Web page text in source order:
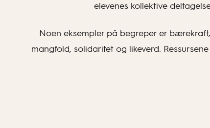
elevenes kollektive
Noen eksempler på begreper er
mangfold, solidaritet og likeverd.